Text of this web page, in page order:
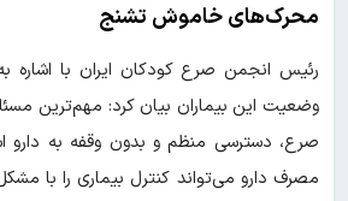
محرک‌های خاموش تشنج
رئیس انجمن صرع کودکان ایران با اشاره
وضعیت این بیماران بیان کرد: مهم‌ترین
صرع، دسترسی منظم و بدون وقفه به دارو
مصرف دارو می‌تواند کنترل بیماری را با